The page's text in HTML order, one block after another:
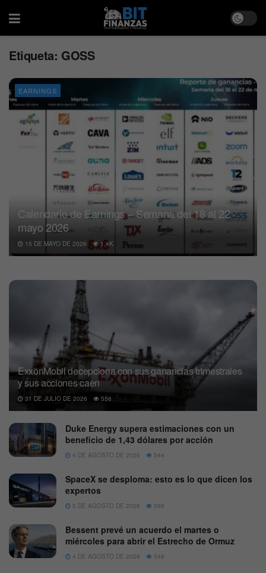
Etiqueta: GOSS
EARNINGS
Calendario de Earnings – Semana del 18 al 22
mayo 2026
15 DE MAYO DE 2026 1.4K
ExxonMobil decepciona con sus ganancias trimestrales
y sus acciones caen
31 DE JULIO DE 2026 556
Duke Energy supera estimaciones con un
beneficio de 1,43 dólares por acción
4 DE AGOSTO DE 2026 544
SpaceX se desploma: esto es lo que dicen los
expertos
5 DE AGOSTO DE 2026 599
Bessent prevé un acuerdo el martes o
miércoles para abrir el Estrecho de Ormuz
4 DE AGOSTO DE 2026 548